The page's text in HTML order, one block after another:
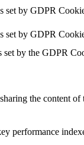
set by GDPR
set by GDPR
set by the GDPR
the content
performance